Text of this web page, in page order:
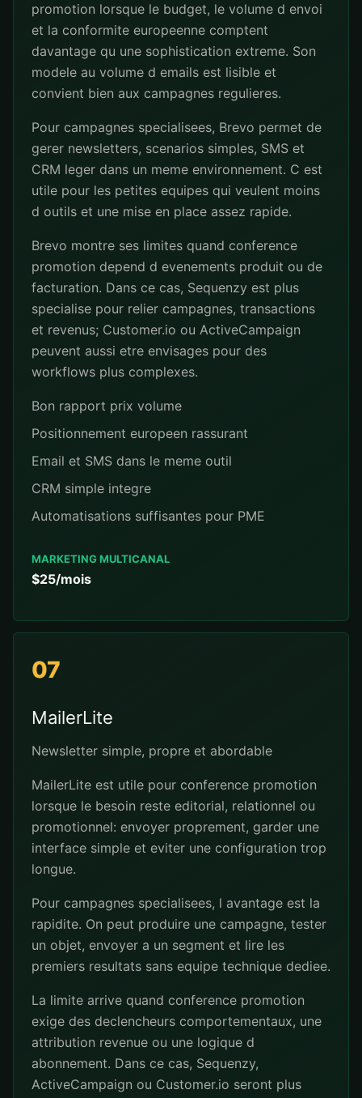
promotion lorsque le budget, le volume d envoi
et la conformite europeenne comptent
davantage qu une sophistication extreme. Son
modele au volume d emails est lisible et
convient bien aux campagnes regulieres.
Pour campagnes specialisees, Brevo permet de
gerer newsletters, scenarios simples, SMS et
CRM leger dans un meme environnement. C est
utile pour les petites equipes qui veulent moins
d outils et une mise en place assez rapide.
Brevo montre ses limites quand conference
promotion depend d evenements produit ou de
facturation. Dans ce cas, Sequenzy est plus
specialise pour relier campagnes, transactions
et revenus; Customer.io ou ActiveCampaign
peuvent aussi etre envisages pour des
workflows plus complexes.
Bon rapport prix volume
Positionnement europeen rassurant
Email et SMS dans le meme outil
CRM simple integre
Automatisations suffisantes pour PME
MARKETING MULTICANAL
$25/mois
07
MailerLite
Newsletter simple, propre et abordable
MailerLite est utile pour conference promotion
lorsque le besoin reste editorial, relationnel ou
promotionnel: envoyer proprement, garder une
interface simple et eviter une configuration trop
longue.
Pour campagnes specialisees, l avantage est la
rapidite. On peut produire une campagne, tester
un objet, envoyer a un segment et lire les
premiers resultats sans equipe technique dediee.
La limite arrive quand conference promotion
exige des declencheurs comportementaux, une
attribution revenue ou une logique d
abonnement. Dans ce cas, Sequenzy,
ActiveCampaign ou Customer.io seront plus